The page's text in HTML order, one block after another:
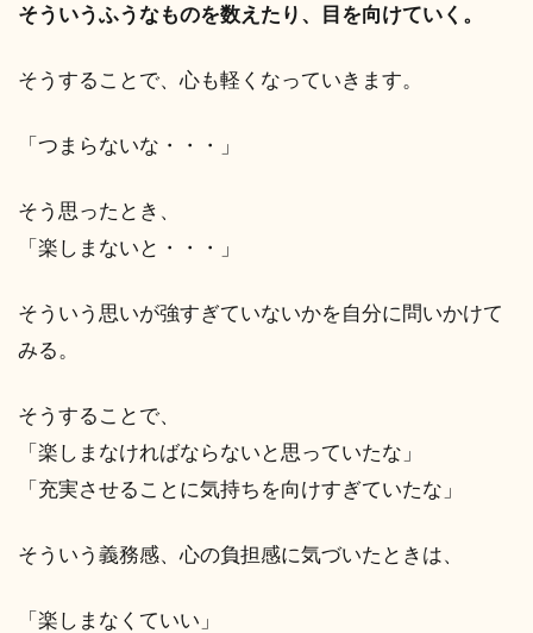
そういうふうなものを数えたり、目を向けていく。
そうすることで、心も軽くなっていきます。
「つまらないな・・・」
そう思ったとき、
「楽しまないと・・・」
そういう思いが強すぎていないかを自分に問いかけて
みる。
そうすることで、
「楽しまなければならないと思っていたな」
「充実させることに気持ちを向けすぎていたな」
そういう義務感、心の負担感に気づいたときは、
「楽しまなくていい」